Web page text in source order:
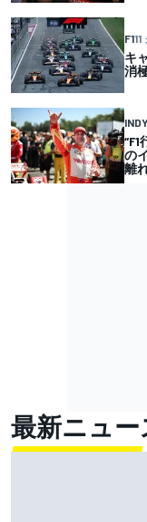
F111
キ
消
の
離
最新ニュー